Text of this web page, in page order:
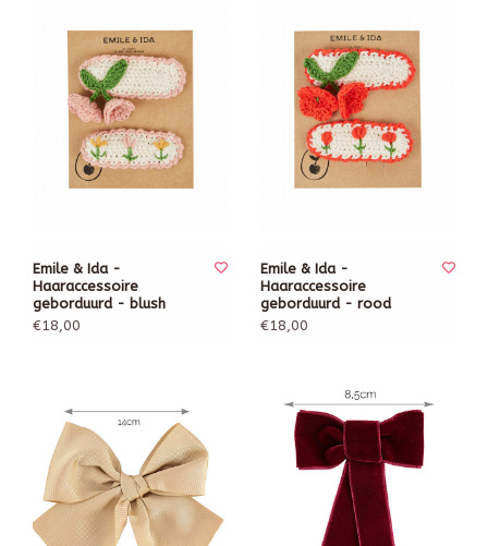
Emile & Ida -
Haaraccessoire
geborduurd - blush
€18,00
Emile & Ida -
Haaraccessoire
geborduurd - rood
€18,00